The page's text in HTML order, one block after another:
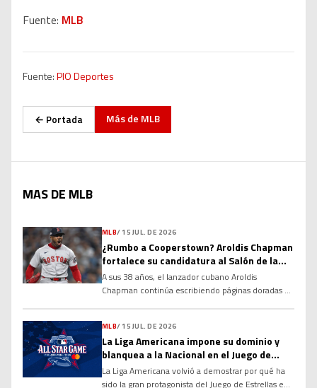
Fuente: MLB
Fuente:PIO Deportes
← Portada Más de MLB
MAS DE MLB
MLB/ 15 JUL. DE 2026
¿Rumbo a Cooperstown? Aroldis Chapman
fortalece su candidatura al Salón de la
Fama
A sus 38 años, el lanzador cubano Aroldis
Chapman continúa escribiendo páginas doradas en
méritos suficientes para ingresar al Salón de la
Fama de Cooperstown? Sus números, su
longevidad y el dominio que ha ejercido durante
más de […]
MLB/ 15 JUL. DE 2026
La Liga Americana impone su dominio y
blanquea a la Nacional en el Juego de
Estrellas 2026
La Liga Americana volvió a demostrar por qué ha
sido la gran protagonista del Juego de Estrellas en